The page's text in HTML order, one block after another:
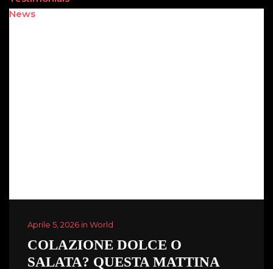
News
Aprile 5, 2026 in World
COLAZIONE DOLCE O
SALATA? QUESTA MATTINA